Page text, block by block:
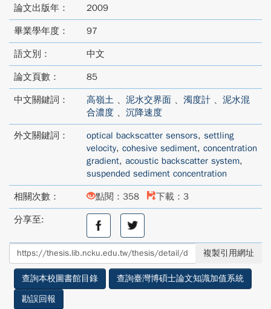
論文出版年： 2009
畢業學年度： 97
語文別： 中文
論文頁數： 85
中文關鍵詞： 高嶺土 、 泥水交界面 、 濁度計 、 泥水混
合濃度 、 沉降速度
外文關鍵詞： optical backscatter sensors, settling
velocity, cohesive sediment, concentration
gradient, acoustic backscatter system,
suspended sediment concentration
相關次數： 點閱：358 下載：3
分享至:
分
至
facebook
分
享
至
twitter
複製引用網址
查詢本校圖書館目錄
查詢臺灣博碩士論文知識加值系統
勘誤回報